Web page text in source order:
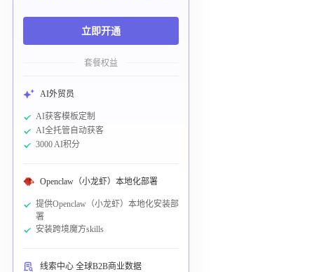
立即开通
套餐权益
AI外贸员
AI获客模板定制
AI全托管自动获客
3000 AI积分
Openclaw（小龙虾）本地化部署
提供Openclaw（小龙虾）本地化安装部
署
安装跨境魔方skills
线索中心 全球B2B商业数据